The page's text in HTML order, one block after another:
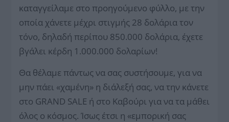
καταγγείλαμε στο προηγούμενο φύλλο, με την
οποία χάνετε μέχρι στιγμής 28 δολάρια τον
τόνο, δηλαδή περίπου 850.000 δολάρια, έχετε
βγάλει κέρδη 1.000.000 δολαρίων!
Θα θέλαμε πάντως να σας συστήσουμε, για να
μην πάει «χαμένη» η διάλεξή σας, να την κάνετε
στο GRAND SALE ή στο Καβούρι για να τα μάθει
όλος ο κόσμος. Ίσως έτσι η «εμπορική σας